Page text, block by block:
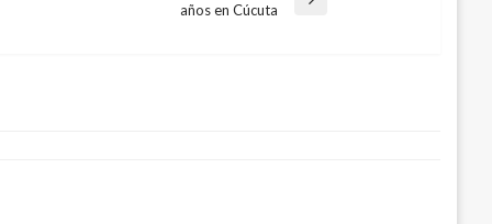
años en Cúcuta